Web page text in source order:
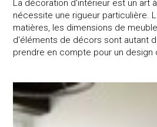
La décoration d'intérieur est un art
nécessite une rigueur particulière.
matières, les dimensions de
d'éléments de décors sont autant
prendre en compte pour un design
100 questions – Architecture